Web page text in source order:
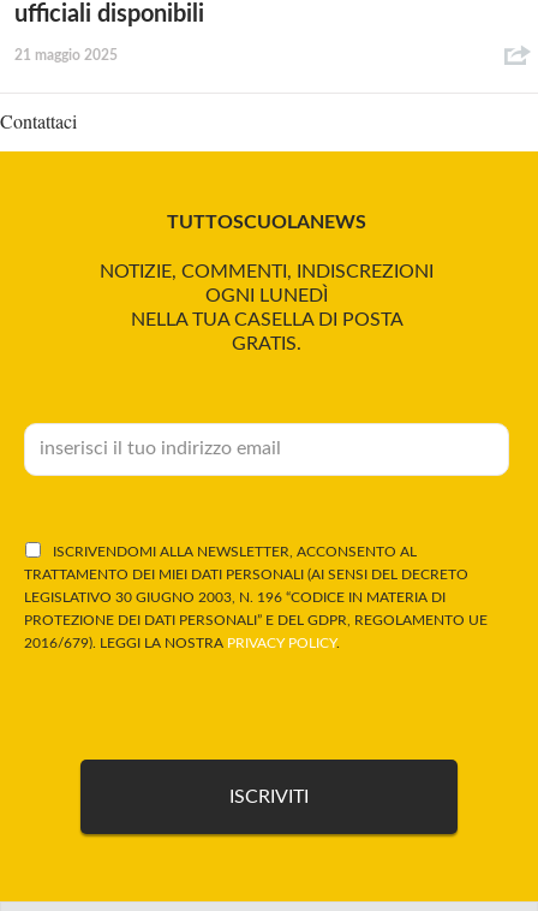
ufficiali disponibili
21 maggio 2025
Contattaci
TUTTOSCUOLANEWS
NOTIZIE, COMMENTI, INDISCREZIONI
OGNI LUNEDÌ
NELLA TUA CASELLA DI POSTA
GRATIS.
ISCRIVENDOMI ALLA NEWSLETTER, ACCONSENTO AL
TRATTAMENTO DEI MIEI DATI PERSONALI (AI SENSI DEL DECRETO
LEGISLATIVO 30 GIUGNO 2003, N. 196 “CODICE IN MATERIA DI
PROTEZIONE DEI DATI PERSONALI” E DEL GDPR, REGOLAMENTO UE
2016/679). LEGGI LA NOSTRA PRIVACY POLICY.